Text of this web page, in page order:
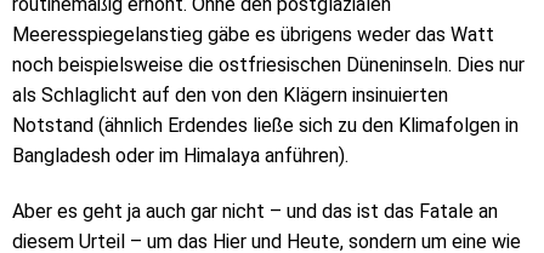
Meeresspiegelanstieg gäbe es übrigens weder das Watt
noch beispielsweise die ostfriesischen Düneninseln. Dies nur
als Schlaglicht auf den von den Klägern insinuierten
Notstand (ähnlich Erdendes ließe sich zu den Klimafolgen in
Bangladesh oder im Himalaya anführen).
Aber es geht ja auch gar nicht – und das ist das Fatale an
diesem Urteil – um das Hier und Heute, sondern um eine wie